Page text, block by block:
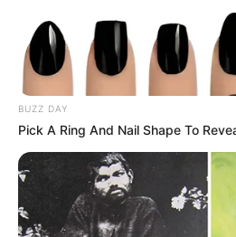
BUZZ DAY
Pick A Ring And Nail Shape To